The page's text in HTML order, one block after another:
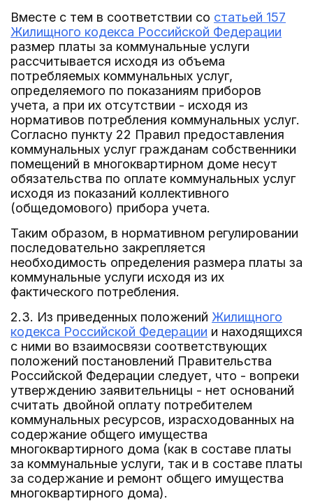
Вместе с тем в соответствии со статьей 157
Жилищного кодекса Российской Федерации
размер платы за коммунальные услуги
рассчитывается исходя из объема
потребляемых коммунальных услуг,
определяемого по показаниям приборов
учета, а при их отсутствии - исходя из
нормативов потребления коммунальных услуг.
Согласно пункту 22 Правил предоставления
коммунальных услуг гражданам собственники
помещений в многоквартирном доме несут
обязательства по оплате коммунальных услуг
исходя из показаний коллективного
(общедомового) прибора учета.
Таким образом, в нормативном регулировании
последовательно закрепляется
необходимость определения размера платы за
коммунальные услуги исходя из их
фактического потребления.
2.3. Из приведенных положений Жилищного
кодекса Российской Федерации и находящихся
с ними во взаимосвязи соответствующих
положений постановлений Правительства
Российской Федерации следует, что - вопреки
утверждению заявительницы - нет оснований
считать двойной оплату потребителем
коммунальных ресурсов, израсходованных на
содержание общего имущества
многоквартирного дома (как в составе платы
за коммунальные услуги, так и в составе платы
за содержание и ремонт общего имущества
многоквартирного дома).